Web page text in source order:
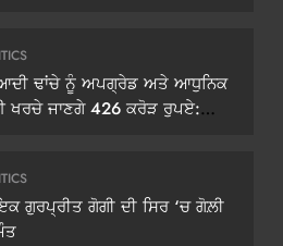
ਢਾਂਚੇ ਨੂੰ ਅਪਗ੍ਰੇਡ ਅਤੇ ਆਧੁਨਿਕ
ਖਰਚੇ ਜਾਣਗੇ 426 ਕਰੋੜ ਰੁਪਏ:
ਗੁਰਪ੍ਰੀਤ ਗੋਗੀ ਦੀ ਸਿਰ ‘ਚ ਗੋਲ਼ੀ